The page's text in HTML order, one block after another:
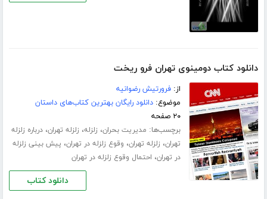
دانلود کتاب دومینوی تهران فرو ریخت
از:فرورتیش رضوانیه
موضوع:دانلود رایگان بهترین کتاب‌های داستان
۲۰ صفحه
برچسب‌ها: مدیریت بحران، زلزله، زلزله تهران،درباره زلزله
تهران، زلزله تهران، وقوع زلزله در تهران، پیش بینی زلزله
در تهران، احتمال وقوع زلزله در تهران
دانلود کتاب